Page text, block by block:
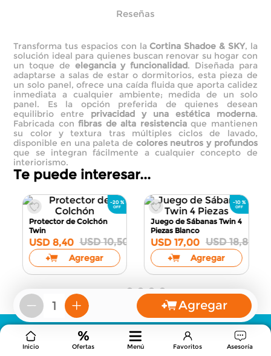
Inicio Ofertas Menú Favoritos Asesoría
＋
－ Agregar
Reseñas
Transforma tus espacios con la Cortina Shadoe & SKY, la
solución ideal para quienes buscan renovar su hogar con
un toque de elegancia y funcionalidad. Diseñada para
adaptarse a salas de estar o dormitorios, esta pieza de
un solo panel, ofrece una caída fluida que aporta calidez
inmediata a cualquier ambiente; medida de un solo
panel. Es la opción preferida de quienes desean
equilibrio entre privacidad y una estética moderna.
Fabricada con fibras de alta resistenciaque mantienen
su color y textura tras múltiples ciclos de lavado,
disponible en una paleta de colores neutros y profundos
que se integran fácilmente a cualquier concepto de
interiorismo.
Te puede interesar...
Protector de Colchón
Twin
USD 8,40 USD 10,50
Bs.:
6,363.34
Agregar
Juego de Sábanas Twin 4
Blanco
USD 17,00 USD 18,89
12,878.20
Agregar